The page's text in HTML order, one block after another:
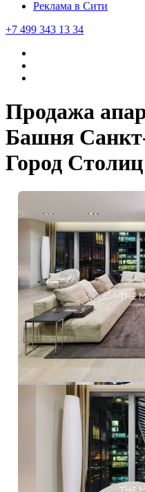
Реклама в Сити
+7 499 343 13 34
Продажа
Башня
Город